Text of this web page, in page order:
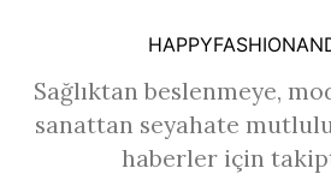
Sağlıktan beslenmeye,
sanattan seyahate
haberler için